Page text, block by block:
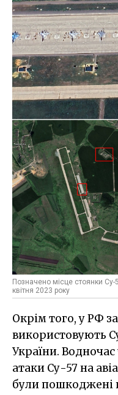
Позначено місце стоянки Су-
квітня 2023 року
Окрім того, у РФ
використовують
України.
атаки Су-57 на
були пошкоджені